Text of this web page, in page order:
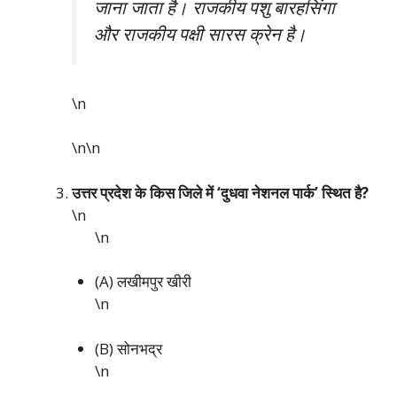
जाना जाता है। राजकीय पशु बारहसिंगा
और राजकीय पक्षी सारस क्रेन है।
\n
\n\n
उत्तर प्रदेश के किस जिले में ‘दुधवा नेशनल पार्क’ स्थित है?
\n
\n
(A) लखीमपुर खीरी
\n
(B) सोनभद्र
\n